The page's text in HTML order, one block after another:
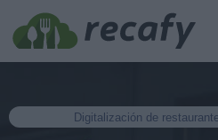
Digitalización de